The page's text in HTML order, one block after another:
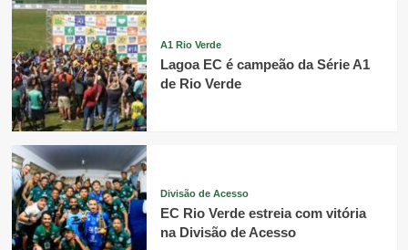
A1 Rio Verde
Lagoa EC é campeão da Série A1
de Rio Verde
Divisão de Acesso
EC Rio Verde estreia com vitória
na Divisão de Acesso